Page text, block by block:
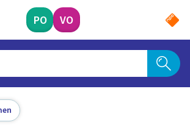
PO VO